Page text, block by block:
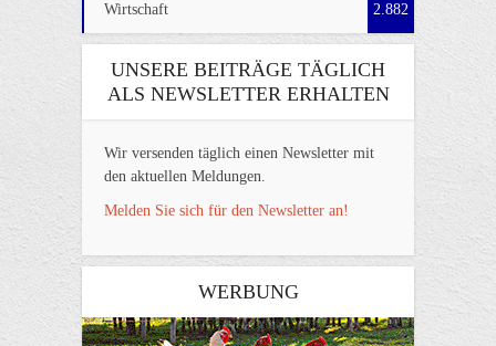
Wirtschaft 2.882
UNSERE BEITRÄGE TÄGLICH
ALS NEWSLETTER ERHALTEN
Wir versenden täglich einen Newsletter mit
den aktuellen Meldungen.
Melden Sie sich für den Newsletter an!
WERBUNG